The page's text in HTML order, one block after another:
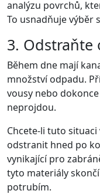
analýzu povrchů,
To usnadňuje výběr
3. Odstraňte
Během dne mají
množství odpadu.
vousy nebo
neprojdou.
Chcete-li tuto
odstranit hned po
vynikající pro
tyto materiály
potrubím.